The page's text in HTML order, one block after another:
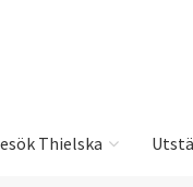
Thielska